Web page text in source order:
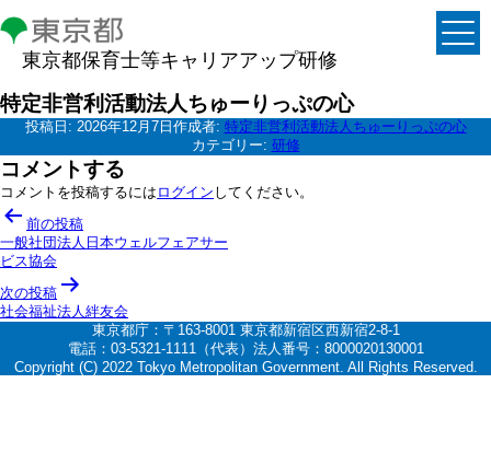
東京都保育士等キャリアアップ研修
特定非営利活動法人ちゅーりっぷの心
投稿日: 2026年12月7日 作成者: 特定非営利活動法人ちゅーりっぷの心
カテゴリー: 研修
コメントする
コメントを投稿するには ログイン してください。
投
稿
ナ
ビ
ゲ
ー
前の投稿
一般社団法人日本ウェルフェアサー
ビス協会
次の投稿
社会福祉法人絆友会
東京都庁：〒163-8001 東京都新宿区西新宿2-8-1
電話：03-5321-1111（代表）法人番号：8000020130001
Copyright (C) 2022 Tokyo Metropolitan Government. All Rights Reserved.